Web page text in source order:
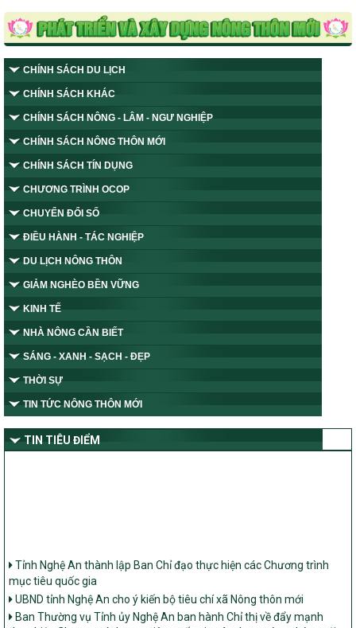
CHÍNH SÁCH DU LỊCH
CHÍNH SÁCH KHÁC
CHÍNH SÁCH NÔNG - LÂM - NGƯ NGHIỆP
CHÍNH SÁCH NÔNG THÔN MỚI
CHÍNH SÁCH TÍN DỤNG
CHƯƠNG TRÌNH OCOP
CHUYỂN ĐỔI SỐ
ĐIỀU HÀNH - TÁC NGHIỆP
DU LỊCH NÔNG THÔN
GIẢM NGHÈO BỀN VỮNG
KINH TẾ
NHÀ NÔNG CẦN BIẾT
SÁNG - XANH - SẠCH - ĐẸP
THỜI SỰ
TIN TỨC NÔNG THÔN MỚI
TIN TIÊU ĐIỂM
mục tiêu quốc gia
UBND tỉnh Nghệ An cho ý kiến bộ tiêu chí xã Nông thôn mới
Ban Thường vụ Tỉnh ủy Nghệ An ban hành Chỉ thị về đẩy mạnh
thực hiện Chương trình mục tiêu quốc gia xây dựng nông thôn mới,